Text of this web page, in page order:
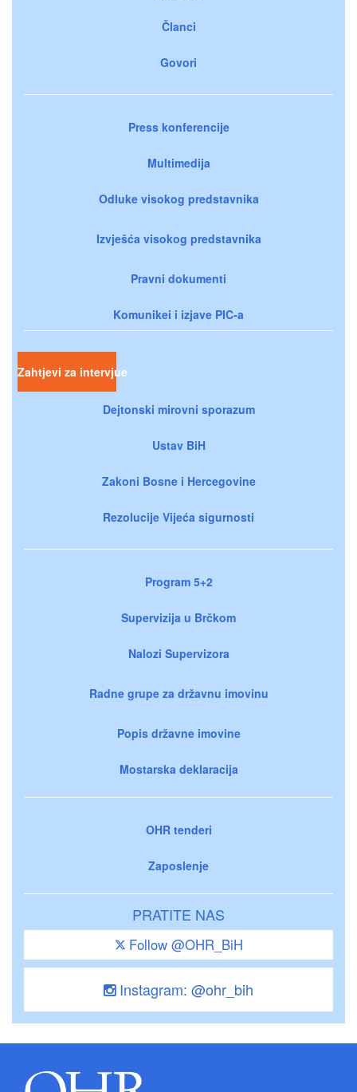
Članci
Govori
Press konferencije
Multimedija
Odluke visokog predstavnika
Izvješća visokog predstavnika
Pravni dokumenti
Komunikei i izjave PIC-a
Zahtjevi za intervjue
Dejtonski mirovni sporazum
Ustav BiH
Zakoni Bosne i Hercegovine
Rezolucije Vijeća sigurnosti
Program 5+2
Supervizija u Brčkom
Nalozi Supervizora
Radne grupe za državnu imovinu
Popis državne imovine
Mostarska deklaracija
OHR tenderi
Zaposlenje
PRATITE NAS
Follow @OHR_BiH
Instagram: @ohr_bih